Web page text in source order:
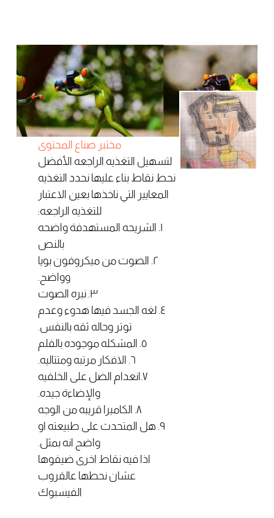
مختبر صناع المحتوى
لتسهيل التغذيه الراجعه الأفضل
نحط نقاط بناء عليها نحدد التغذيه
المعايير التي ناخذها بعين الاعتبار
للتغذيه الراجعه:
١. الشريحه المستهدفة واضحه
بالنص
٢. الصوت من ميكروفون بويا
وواضح.
٣. نبره الصوت
٤. لغه الجسد فيها هدوء وعدم
توتر وحاله ثقه بالنفس.
٥. المشكله موجوده بالفلم
٦. الافكار مرتبه ومتتاليه.
٧.انعدام الضل على الخلفيه
والإضاءة جيده.
٨. الكاميرا قريبه من الوجه
٩. هل المتحدث على طبيعته او
واضح انه بمثل.
اذا فيه نقاط اخرى ضيفوها
عشان نحطها عالقروب
الفيسبوك